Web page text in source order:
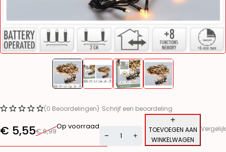
(0 Beoordelingen) Schrijf een beoordeling
€6,99
€ 5,55 Op voorraad
TOEVOEGEN AAN
WINKELWAGEN
Alternative:
Vergelijk